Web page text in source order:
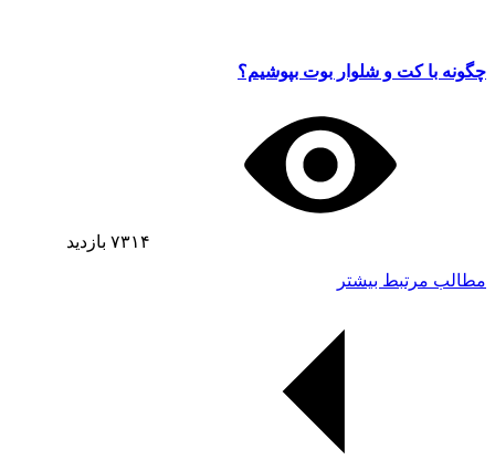
چگونه با کت و شلوار بوت بپوشیم؟
۷۳۱۴ بازدید
مطالب مرتبط بیشتر